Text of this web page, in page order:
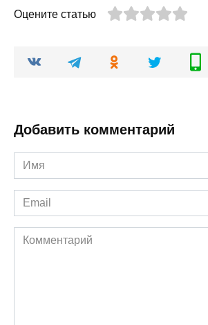
Оцените статью
Добавить комментарий
Имя
*
Email
*
Комментарий